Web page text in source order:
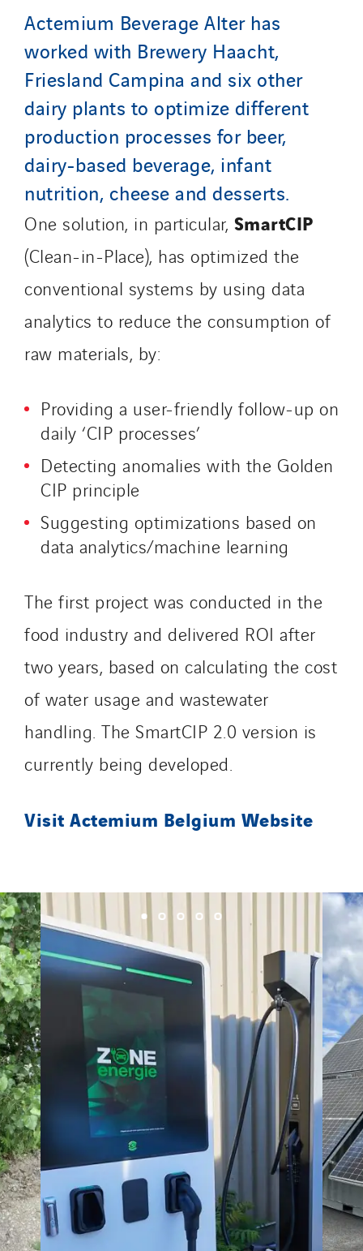
Actemium Beverage Alter has
worked with Brewery Haacht,
Friesland Campina and six other
dairy plants to optimize different
production processes for beer,
dairy-based beverage, infant
nutrition, cheese and desserts.
One solution, in particular, SmartCIP
(Clean-in-Place), has optimized the
conventional systems by using data
analytics to reduce the consumption of
raw materials, by:
Providing a user-friendly follow-up on
daily ‘CIP processes’
Detecting anomalies with the Golden
CIP principle
Suggesting optimizations based on
data analytics/machine learning
The first project was conducted in the
food industry and delivered ROI after
two years, based on calculating the cost
of water usage and wastewater
handling. The SmartCIP 2.0 version is
currently being developed.
Visit Actemium Belgium Website
Manei Lift
Masselin Fabrication
Masselin Grand Ouest
Merelec
Mobility Way
Monnier Entreprises
NAE-France
North West Projects
Omexom Technikforum
Paumier Industrie
Paumier Marine
Paumier SA
Process Energy
Provelec Sud
Qivy Habitat
Qivy Tertiaire
Roiret Energies
Roiret Transport
Saga Tertiaire
Salendre Réseaux
Santerne Angouleme
Santerne Aquitaine
Santerne Champagne Ardenne
Santerne Fluides
Santerne IDF
Santerne Marseille
Santerne Tertiaire et Santé
Sarrasola
Schuh Bodentechnik
SDEL Grand Ouest
SDEL Navis
SDEL Rouergue
SDEL Savoie Léman
SDEL Tertiaire
SDEL Transport
SDEL Transport Services
Sedam
SEDD
Service One Alliance
Seves
SKE-International
Smart Building Energies
Socalec
Sotécnica